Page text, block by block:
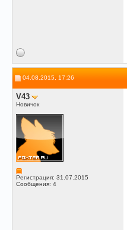
04.08.2015, 17:26
V43
Новичок
Регистрация: 31.07.2015
Сообщения: 4